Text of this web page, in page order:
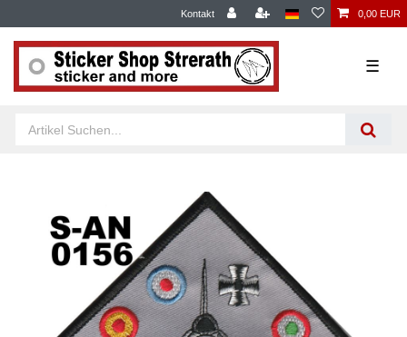
Kontakt 0,00 EUR
☰